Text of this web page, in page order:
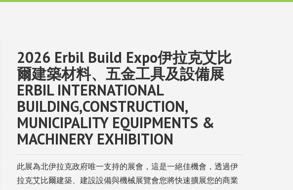
2026 Erbil Build Expo伊拉克艾比
爾建築材料、五金工具及設備展
ERBIL INTERNATIONAL
BUILDING,CONSTRUCTION,
MUNICIPALITY EQUIPMENTS &
MACHINERY EXHIBITION
此展為北伊拉克政府唯一支持的展會，這是一絕佳機會，透過伊
拉克艾比爾建築、建設設備與機械展覽會您將快速擴展您的商業